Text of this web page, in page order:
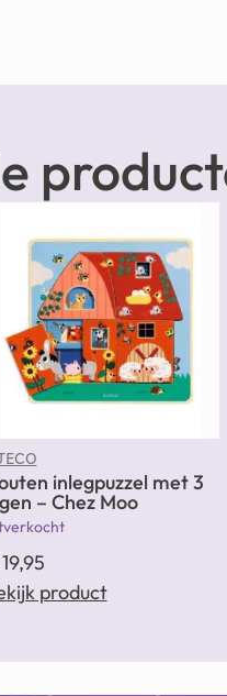
inlegpuzzel met 3
– Chez Moo
19,95
product